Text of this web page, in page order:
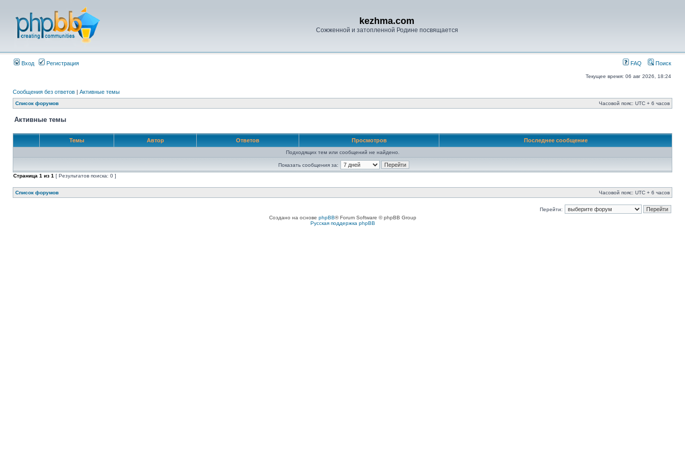
kezhma.com
Сожженной и затопленной Родине посвящается
Вход Регистрация FAQ Поиск
Текущее время: 06 авг 2026, 18:24
Сообщения без ответов | Активные темы
Список форумов Часовой пояс: UTC + 6 часов
Активные темы
Темы Автор Ответов Просмотров Последнее сообщение
Подходящих тем или сообщений не найдено.
Показать сообщения за:
Страница 1 из 1 [ Результатов поиска: 0 ]
Список форумов Часовой пояс: UTC + 6 часов
Перейти:
Создано на основе phpBB® Forum Software © phpBB Group
Русская поддержка phpBB